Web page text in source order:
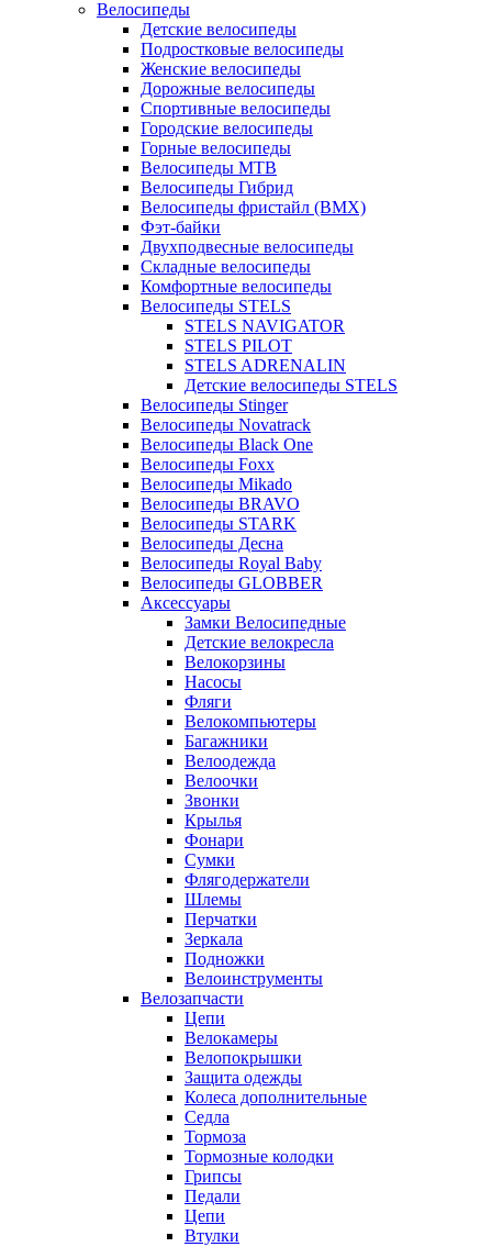
Велосипеды
Детские велосипеды
Подростковые велосипеды
Женские велосипеды
Дорожные велосипеды
Спортивные велосипеды
Городские велосипеды
Горные велосипеды
Велосипеды MTB
Велосипеды Гибрид
Велосипеды фристайл (BMX)
Фэт-байки
Двухподвесные велосипеды
Складные велосипеды
Комфортные велосипеды
Велосипеды STELS
STELS NAVIGATOR
STELS PILOT
STELS ADRENALIN
Детские велосипеды STELS
Велосипеды Stinger
Велосипеды Novatrack
Велосипеды Black One
Велосипеды Foxx
Велосипеды Mikado
Велосипеды BRAVO
Велосипеды STARK
Велосипеды Десна
Велосипеды Royal Baby
Велосипеды GLOBBER
Аксессуары
Замки Велосипедные
Детские велокресла
Велокорзины
Насосы
Фляги
Велокомпьютеры
Багажники
Велоодежда
Велоочки
Звонки
Крылья
Фонари
Сумки
Флягодержатели
Шлемы
Перчатки
Зеркала
Подножки
Велоинструменты
Велозапчасти
Цепи
Велокамеры
Велопокрышки
Защита одежды
Колеса дополнительные
Седла
Тормоза
Тормозные колодки
Грипсы
Педали
Цепи
Втулки